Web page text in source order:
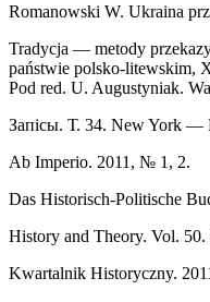
Romanowski W. Ukraina
Tradycja — metody
państwie polsko-litewskim,
Pod red. U. Augustyniak.
Запісы. Т. 34. New York —
Ab Imperio. 2011, № 1, 2.
Das Historisch-Politische
History and Theory. Vol. 50.
Kwartalnik Historyczny.